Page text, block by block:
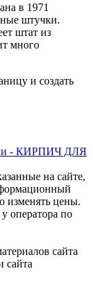
в 1971
штучки.
штат из
много
и создать
на сайте,
изменять цены.
оператора по
сайта
сайта